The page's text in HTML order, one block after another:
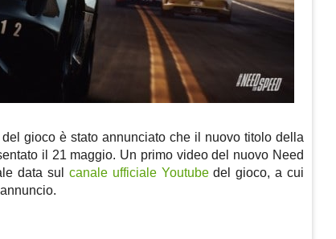
del gioco è stato annunciato che il nuovo titolo della
il 21 maggio. Un primo video del nuovo Need
data sul canale ufficiale Youtubedel gioco, a cui